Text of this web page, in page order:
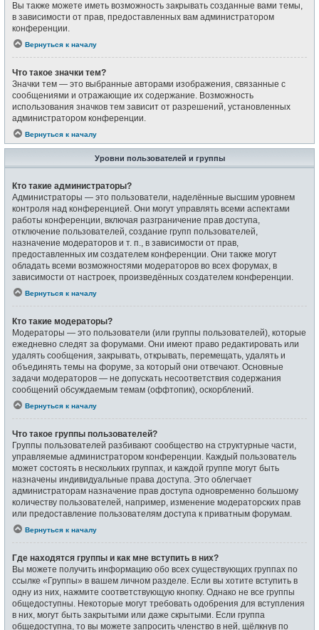
Вы также можете иметь возможность закрывать созданные вами темы,
в зависимости от прав, предоставленных вам администратором
конференции.
Вернуться к началу
Что такое значки тем?
Значки тем — это выбранные авторами изображения, связанные с
сообщениями и отражающие их содержание. Возможность
использования значков тем зависит от разрешений, установленных
администратором конференции.
Вернуться к началу
Уровни пользователей и группы
Кто такие администраторы?
Администраторы — это пользователи, наделённые высшим уровнем
контроля над конференцией. Они могут управлять всеми аспектами
работы конференции, включая разграничение прав доступа,
отключение пользователей, создание групп пользователей,
назначение модераторов и т. п., в зависимости от прав,
предоставленных им создателем конференции. Они также могут
обладать всеми возможностями модераторов во всех форумах, в
зависимости от настроек, произведённых создателем конференции.
Вернуться к началу
Кто такие модераторы?
Модераторы — это пользователи (или группы пользователей), которые
ежедневно следят за форумами. Они имеют право редактировать или
удалять сообщения, закрывать, открывать, перемещать, удалять и
объединять темы на форуме, за который они отвечают. Основные
задачи модераторов — не допускать несоответствия содержания
сообщений обсуждаемым темам (оффтопик), оскорблений.
Вернуться к началу
Что такое группы пользователей?
Группы пользователей разбивают сообщество на структурные части,
управляемые администратором конференции. Каждый пользователь
может состоять в нескольких группах, и каждой группе могут быть
назначены индивидуальные права доступа. Это облегчает
администраторам назначение прав доступа одновременно большому
количеству пользователей, например, изменение модераторских прав
или предоставление пользователям доступа к приватным форумам.
Вернуться к началу
Где находятся группы и как мне вступить в них?
Вы можете получить информацию обо всех существующих группах по
ссылке «Группы» в вашем личном разделе. Если вы хотите вступить в
одну из них, нажмите соответствующую кнопку. Однако не все группы
общедоступны. Некоторые могут требовать одобрения для вступления
в них, могут быть закрытыми или даже скрытыми. Если группа
общедоступна, то вы можете запросить членство в ней, щёлкнув по